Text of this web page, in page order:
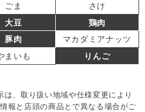
ごま
さけ
大豆
鶏肉
豚肉
マカダミアナッツ
まいも
りんご
、取り扱い地域や仕様変更により
報と店頭の商品とで異なる場合がご